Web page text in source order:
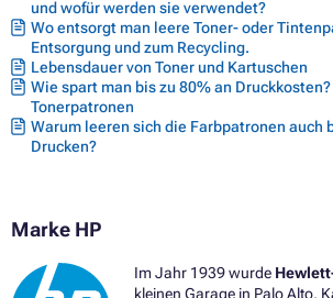
und wofür werden sie verwendet?
Wo entsorgt man leere Toner- oder
Entsorgung und zum Recycling.
Lebensdauer von Toner und Kartuschen
Wie spart man bis zu 80% an
Tonerpatronen
Warum leeren sich die Farbpatronen auch
Drucken?
Marke HP
Im Jahr 1939 wurde
kleinen Garage in Palo Alto,